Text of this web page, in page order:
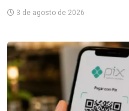
3 de agosto de 2026